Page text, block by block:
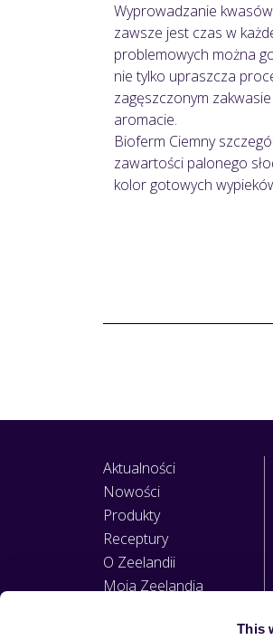
This
Wyprowadzanie
zawsze jest czas w
problemowych można
nie tylko upraszcza
zagęszczonym
aromacie.
Bioferm Ciemny
zawartości palonego
kolor gotowych
Aktualności
Nowości
Produkty
Receptury
O Zeelandii
Moja Zeelandia